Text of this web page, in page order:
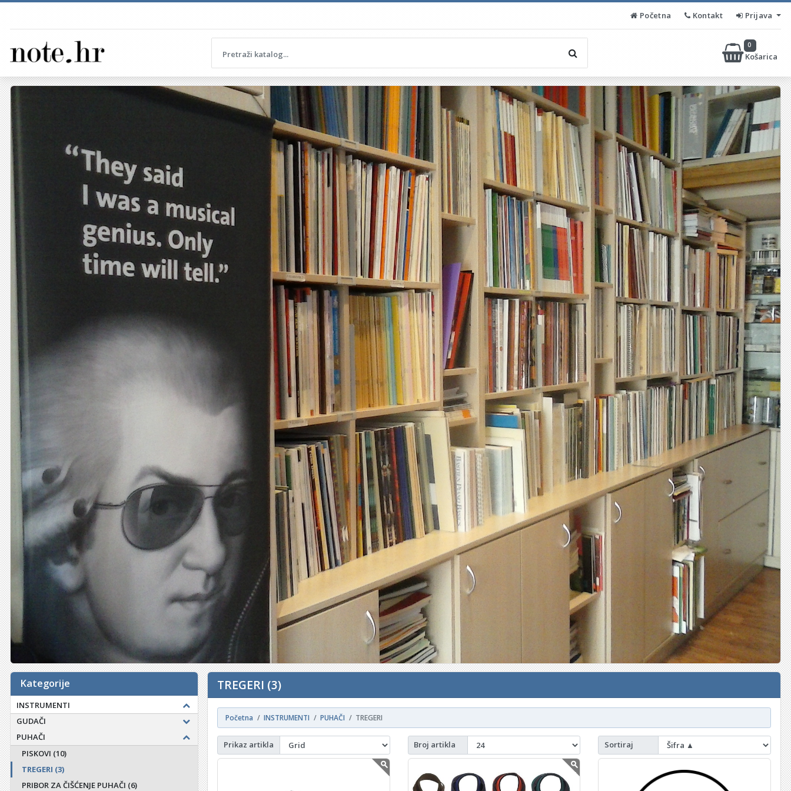
Početna Kontakt Prijava
Košarica
0
Kategorije
INSTRUMENTI
GUDAČI
PUHAČI
PISKOVI (10)
TREGERI (3)
PRIBOR ZA ČIŠĆENJE PUHAČI (6)
TREGERI (3)
Početna INSTRUMENTI PUHAČI TREGERI
Prikaz artikla Broj artikla Sortiraj